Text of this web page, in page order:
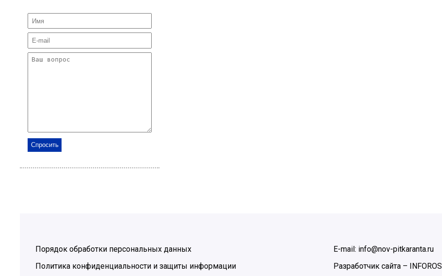
Порядок обработки персональных данных
Политика конфиденциальности и защиты информации
E-mail: info@nov-pitkaranta.ru
Разработчик сайта – INFOROS